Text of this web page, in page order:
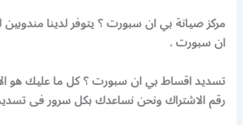
مركز صيانة بي ان سبورت ؟ يتوفر لدينا
ان سبورت .
تسديد اقساط بي ان سبورت ؟ كل ما عليك هو
رقم الاشتراك ونحن نساعدك بكل سرور فى